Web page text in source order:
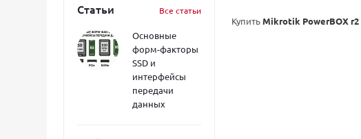
Статьи Все статьи
Основные
форм-факторы
SSD и
интерфейсы
передачи
данных
КупитьMikrotik PowerBOX r2